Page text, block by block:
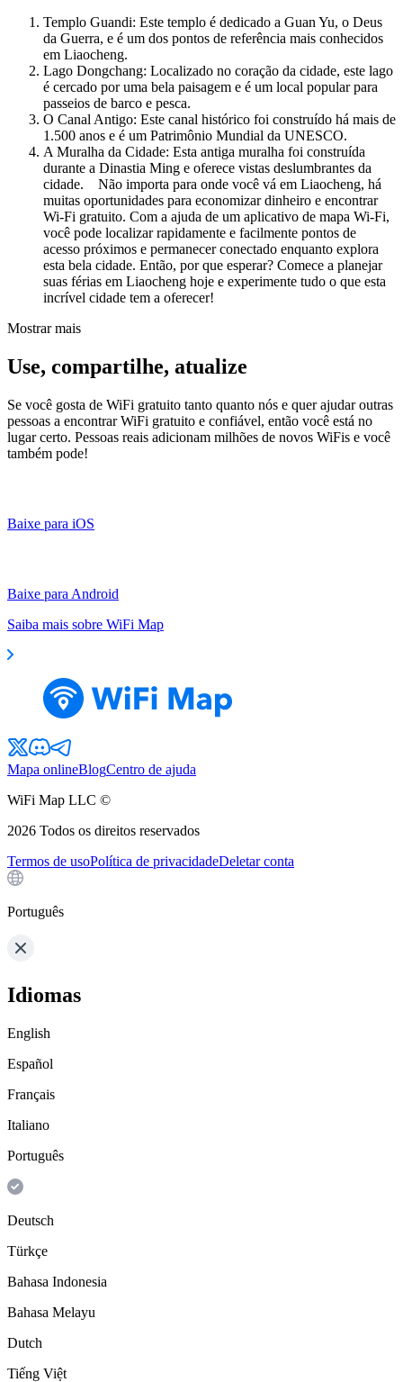
Templo Guandi: Este templo é dedicado a Guan Yu, o Deus
da Guerra, e é um dos pontos de referência mais conhecidos
em Liaocheng.
Lago Dongchang: Localizado no coração da cidade, este lago
é cercado por uma bela paisagem e é um local popular para
passeios de barco e pesca.
O Canal Antigo: Este canal histórico foi construído há mais de
1.500 anos e é um Patrimônio Mundial da UNESCO.
A Muralha da Cidade: Esta antiga muralha foi construída
durante a Dinastia Ming e oferece vistas deslumbrantes da
cidade. Não importa para onde você vá em Liaocheng, há
muitas oportunidades para economizar dinheiro e encontrar
Wi-Fi gratuito. Com a ajuda de um aplicativo de mapa Wi-Fi,
você pode localizar rapidamente e facilmente pontos de
acesso próximos e permanecer conectado enquanto explora
esta bela cidade. Então, por que esperar? Comece a planejar
suas férias em Liaocheng hoje e experimente tudo o que esta
incrível cidade tem a oferecer!
Mostrar mais
Use, compartilhe, atualize
Se você gosta de WiFi gratuito tanto quanto nós e quer ajudar outras
pessoas a encontrar WiFi gratuito e confiável, então você está no
lugar certo. Pessoas reais adicionam milhões de novos WiFis e você
também pode!
Baixe para iOS
Baixe para Android
Saiba mais sobre WiFi Map
Mapa onlineBlogCentro de ajuda
WiFi Map LLC ©
2026 Todos os direitos reservados
Termos de usoPolítica de privacidadeDeletar conta
Português
Idiomas
English
Español
Français
Italiano
Português
Deutsch
Türkçe
Bahasa Indonesia
Bahasa Melayu
Dutch
Tiếng Việt